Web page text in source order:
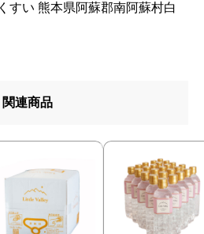
すい 熊本県阿蘇郡南阿蘇村白
関連商品